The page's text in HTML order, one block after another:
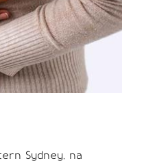
Sydney, na